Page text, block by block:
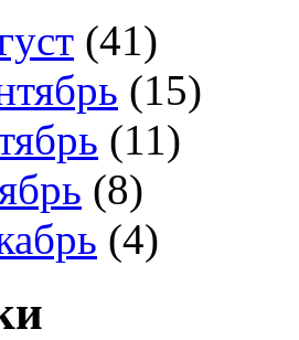
(41)
(15)
(11)
(8)
(4)